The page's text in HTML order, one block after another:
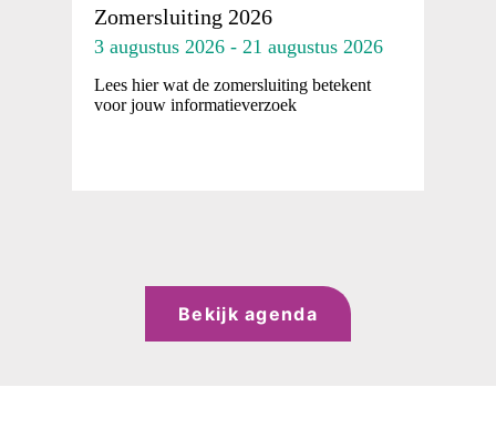
Zomersluiting 2026
3 augustus 2026 - 21 augustus 2026
Lees hier wat de zomersluiting betekent
voor jouw informatieverzoek
Bekijk agenda